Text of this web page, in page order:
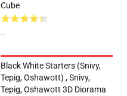
Cube
--
Black White Starters (Snivy,
Tepig, Oshawott) , Snivy,
Tepig, Oshawott 3D Diorama